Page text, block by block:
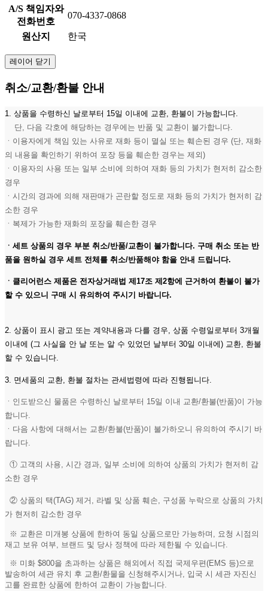
A/S 책임자와
전화번호
070-4337-0868
원산지 한국
레이어 닫기
취소/교환/환불 안내
1. 상품을 수령하신 날로부터 15일 이내에 교환, 환불이 가능합니다.
단, 다음 각호에 해당하는 경우에는 반품 및 교환이 불가합니다.
ㆍ이용자에게 책임 있는 사유로 재화 등이 멸실 또는 훼손된 경우 (단, 재화
의 내용을 확인하기 위하여 포장 등을 훼손한 경우는 제외)
ㆍ이용자의 사용 또는 일부 소비에 의하여 재화 등의 가치가 현저히 감소한
경우
ㆍ시간의 경과에 의해 재판매가 곤란할 정도로 재화 등의 가치가 현저히 감
소한 경우
ㆍ복제가 가능한 재화의 포장을 훼손한 경우
ㆍ세트 상품의 경우 부분 취소/반품/교환이 불가합니다. 구매 취소 또는 반
품을 원하실 경우 세트 전체를 취소/반품해야 함을 안내 드립니다.
ㆍ클리어런스 제품은 전자상거래법 제17조 제2항에 근거하여 환불이 불가
할 수 있으니 구매 시 유의하여 주시기 바랍니다.
2. 상품이 표시 광고 또는 계약내용과 다를 경우, 상품 수령일로부터 3개월
이내에 (그 사실을 안 날 또는 알 수 있었던 날부터 30일 이내에) 교환, 환불
할 수 있습니다.
3. 면세품의 교환, 환불 절차는 관세법령에 따라 진행됩니다.
ㆍ인도받으신 물품은 수령하신 날로부터 15일 이내 교환/환불(반품)이 가능
합니다.
ㆍ다음 사항에 대해서는 교환/환불(반품)이 불가하오니 유의하여 주시기 바
랍니다.
① 고객의 사용, 시간 경과, 일부 소비에 의하여 상품의 가치가 현저히 감
소한 경우
② 상품의 택(TAG) 제거, 라벨 및 상품 훼손, 구성품 누락으로 상품의 가치
가 현저히 감소한 경우
※ 교환은 미개봉 상품에 한하여 동일 상품으로만 가능하며, 요청 시점의
재고 보유 여부, 브랜드 및 당사 정책에 따라 제한될 수 있습니다.
※ 미화 $800을 초과하는 상품은 해외에서 직접 국제우편(EMS 등)으로
발송하여 세관 유치 후 교환/환물을 신청해주시거나, 입국 시 세관 자진신
고를 완료한 상품에 한하여 교환이 가능합니다.